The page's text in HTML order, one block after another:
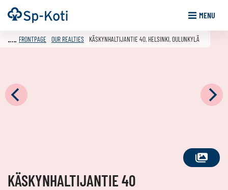
Go
to
Frontpage MENU
SEE
FRONTPAGE OUR REALTIES KÄSKYNHALTIJANTIE 40, HELSINKI, OULUNKYLÄ
KÄSKYNHALTIJANTIE 40